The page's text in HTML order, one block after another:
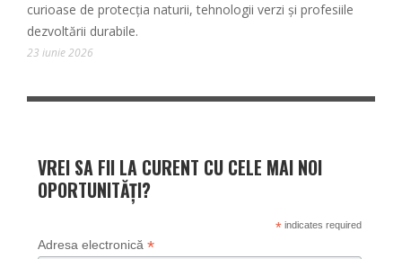
curioase de protecția naturii, tehnologii verzi și profesiile
dezvoltării durabile.
23 iunie 2026
VREI SA FII LA CURENT CU CELE MAI NOI
OPORTUNITĂȚI?
*indicates required
Adresa electronică *